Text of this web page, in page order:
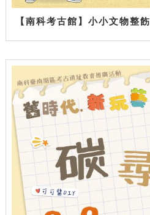
【南科考古館】小小文物整